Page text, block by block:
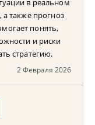
в реальном
а также прогноз
понять,
и риски
стратегию.
2 Февраля 2026